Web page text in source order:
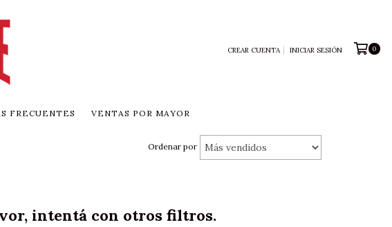
CREAR CUENTA INICIAR SESIÓN 0
FRECUENTES VENTAS POR MAYOR
Ordenar por
intentá con otros filtros.